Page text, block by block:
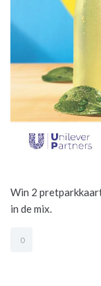
Win 2
in de mix.
0